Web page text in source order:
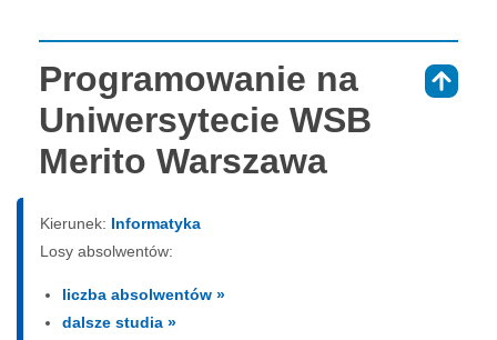
Programowanie na
Uniwersytecie WSB
Merito Warszawa
Kierunek: Informatyka
Losy absolwentów:
liczba absolwentów »
dalsze studia »